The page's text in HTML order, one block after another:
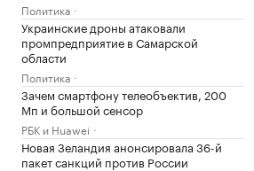
Политика
Украинские дроны атаковали
промпредприятие в Самарской
области
Политика
Зачем смартфону телеобъектив, 200
Мп и большой сенсор
РБК и Huawei
Новая Зеландия анонсировала 36-й
пакет санкций против России